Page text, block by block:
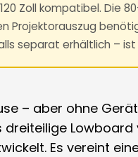
120 Zoll kompatibel. Die
Projektorauszug
separat erhältlich –
– aber ohne
dreiteilige
Es vereint